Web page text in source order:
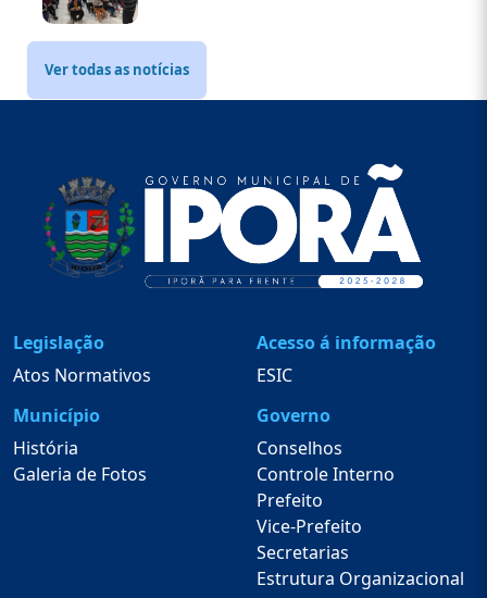
Ver todas as notícias
Legislação
Atos Normativos
Acesso á informação
ESIC
Município
História
Galeria de Fotos
Governo
Conselhos
Controle Interno
Prefeito
Vice-Prefeito
Secretarias
Estrutura Organizacional